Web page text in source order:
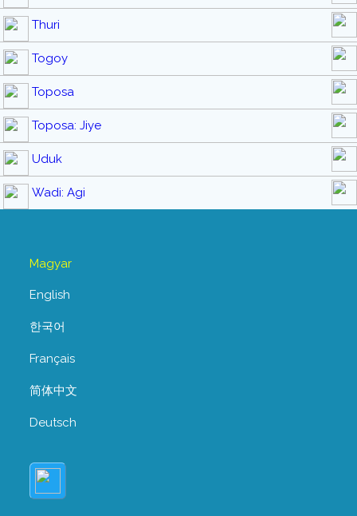
Thuri
Togoy
Toposa
Toposa: Jiye
Uduk
Wadi: Agi
Magyar
English
한국어
Français
简体中文
Deutsch